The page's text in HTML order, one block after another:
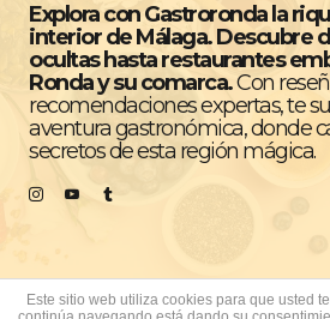
Explora con Gastroronda la
interior de Málaga. Descubre
ocultas hasta restaurantes
Ronda y su comarca.Con
recomendaciones expertas, te
aventura gastronómica, donde
secretos de esta región mágica.
Este sitio web utiliza cookies para que usted